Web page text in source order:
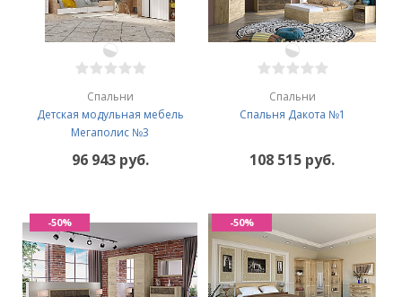
Спальни
Детская модульная мебель
Мегаполис №3
96 943 руб.
Спальни
Спальня Дакота №1
108 515 руб.
-50% -50%